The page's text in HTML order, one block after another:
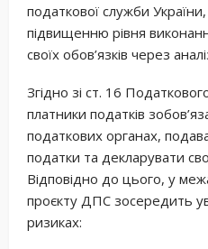
податкової служби
підвищенню рівня
своїх обов’язків через
Згідно зі ст. 16
платники податків
податкових органах,
податки та декларувати
Відповідно до цього, у
проєкту ДПС зосередить
ризиках: